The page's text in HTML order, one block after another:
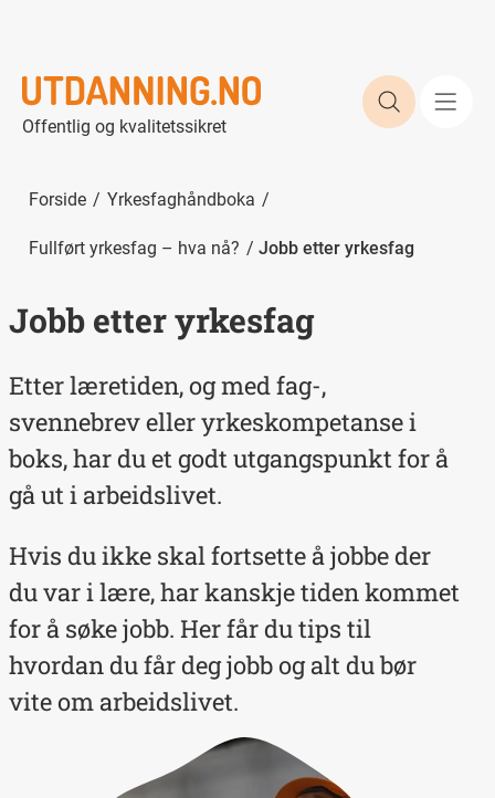
Offentlig og kvalitetssikret
Forside Yrkesfaghåndboka
Fullført yrkesfag – hva nå? Jobb etter yrkesfag
Jobb etter yrkesfag
Etter læretiden, og med fag-,
svennebrev eller yrkeskompetanse i
boks, har du et godt utgangspunkt for å
gå ut i arbeidslivet.
Hvis du ikke skal fortsette å jobbe der
du var i lære, har kanskje tiden kommet
for å søke jobb. Her får du tips til
hvordan du får deg jobb og alt du bør
vite om arbeidslivet.